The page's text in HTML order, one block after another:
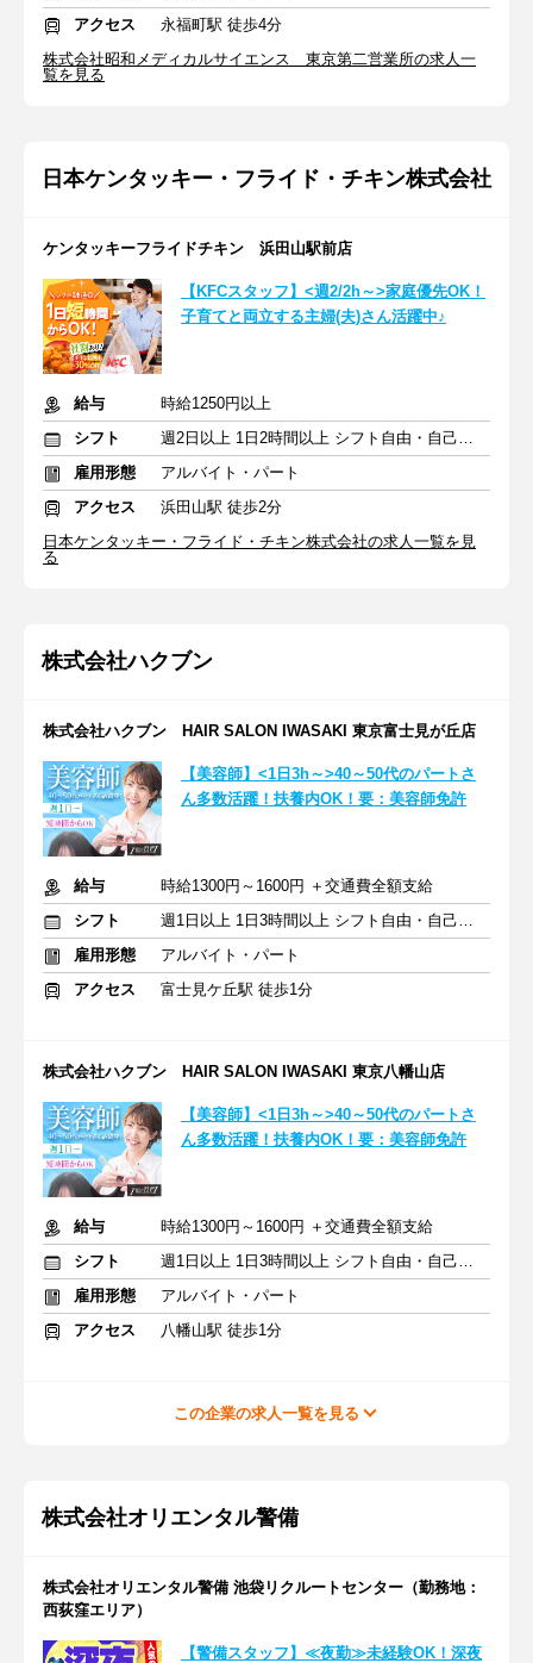
アクセス
永福町駅 徒歩4分
株式会社昭和メディカルサイエンス 東京第二営業所の求人一
覧を見る
日本ケンタッキー・フライド・チキン株式会社
ケンタッキーフライドチキン 浜田山駅前店
【KFCスタッフ】<週2/2h～>家庭優先OK！
子育てと両立する主婦(夫)さん活躍中♪
給与
時給1250円以上
シフト
週2日以上 1日2時間以上 シフト自由・自己申告
雇用形態
アルバイト・パート
アクセス
浜田山駅 徒歩2分
日本ケンタッキー・フライド・チキン株式会社の求人一覧を見
る
株式会社ハクブン
株式会社ハクブン HAIR SALON IWASAKI 東京富士見が丘店
【美容師】<1日3h～>40～50代のパートさ
ん多数活躍！扶養内OK！要：美容師免許
給与
時給1300円～1600円 ＋交通費全額支給
シフト
週1日以上 1日3時間以上 シフト自由・自己申告
雇用形態
アルバイト・パート
アクセス
富士見ケ丘駅 徒歩1分
株式会社ハクブン HAIR SALON IWASAKI 東京八幡山店
【美容師】<1日3h～>40～50代のパートさ
ん多数活躍！扶養内OK！要：美容師免許
給与
時給1300円～1600円 ＋交通費全額支給
シフト
週1日以上 1日3時間以上 シフト自由・自己申告
雇用形態
アルバイト・パート
アクセス
八幡山駅 徒歩1分
この企業の求人一覧を見る
株式会社オリエンタル警備
株式会社オリエンタル警備 池袋リクルートセンター（勤務地：
西荻窪エリア）
【警備スタッフ】≪夜勤≫未経験OK！深夜